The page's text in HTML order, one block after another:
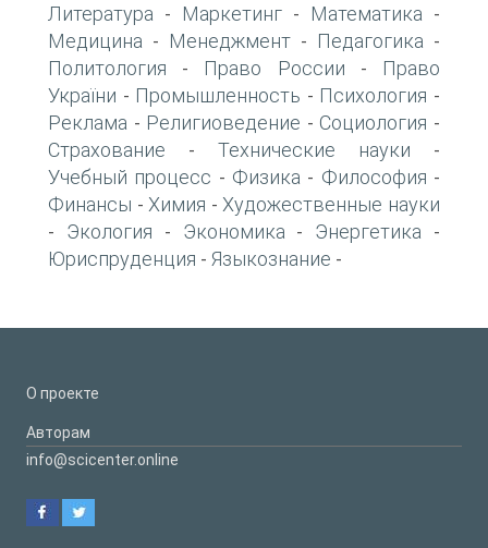
Литература - Маркетинг - Математика -
Медицина - Менеджмент - Педагогика -
Политология - Право России -
Право
України - Промышленность - Психология -
Реклама - Религиоведение - Социология -
Страхование - Технические науки -
Учебный процесс - Физика - Философия -
Финансы - Химия - Художественные науки
- Экология - Экономика - Энергетика -
Юриспруденция - Языкознание -
О проекте
Авторам
info@scicenter.online